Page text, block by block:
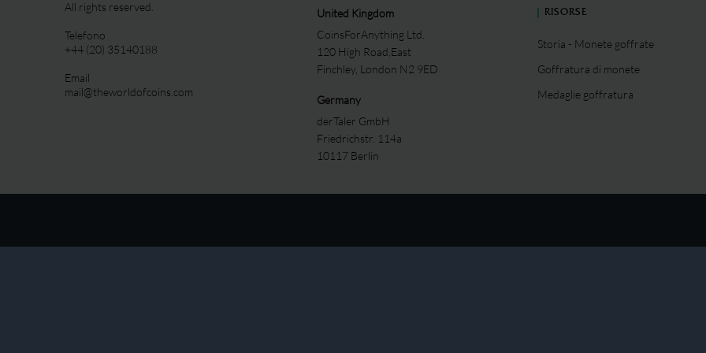
All rights reserved.
Telefono
+44 (20) 35140188
Email
mail@theworldofcoins.com
United Kingdom
CoinsForAnything Ltd.
120 High Road,East
Finchley, London N2 9ED
Germany
derTaler GmbH
Friedrichstr. 114a
10117 Berlin
RISORSE
Storia - Monete goffrate
Goffratura di monete
Medaglie goffratura